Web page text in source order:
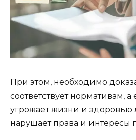
При этом, необходимо
соответствует нормативам,
угрожает жизни и здоровью
нарушает права и интересы